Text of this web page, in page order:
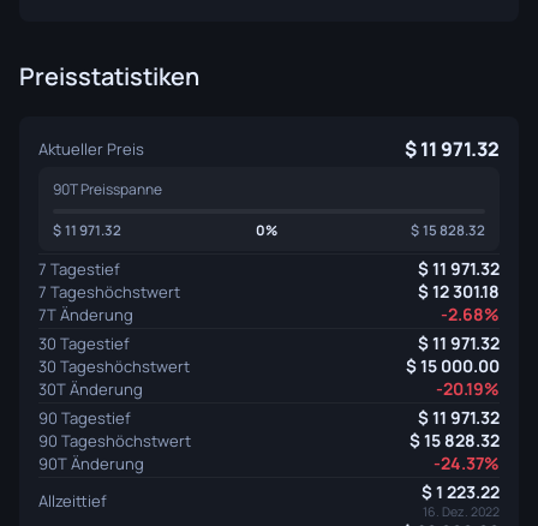
Preisstatistiken
Aktueller Preis 11 971.32
90T Preisspanne
11 971.32 0% 15 828.32
7 Tagestief 11 971.32
7 Tageshöchstwert 12 301.18
7T Änderung -2.68%
30 Tagestief 11 971.32
30 Tageshöchstwert 15 000.00
30T Änderung -20.19%
90 Tagestief 11 971.32
90 Tageshöchstwert 15 828.32
90T Änderung -24.37%
Allzeittief 1 223.22
16. Dez. 2022